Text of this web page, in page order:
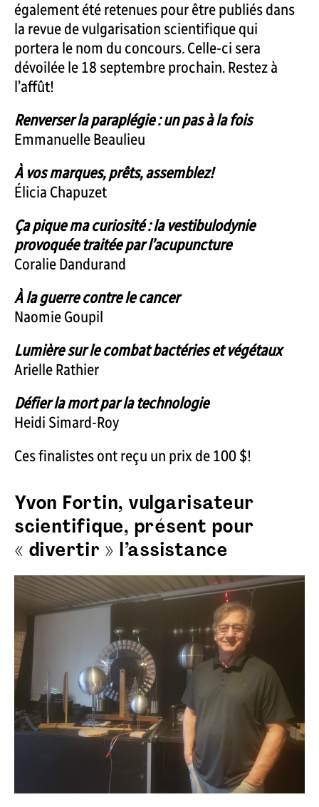
également été retenues pour être publiés dans
la revue de vulgarisation scientifique qui
portera le nom du concours.Celle-ci sera
dévoilée le 18 septembre prochain. Restez à
l’affût!
Renverser la paraplégie : un pas à la fois
Emmanuelle Beaulieu
À vos marques, prêts, assemblez!
Élicia Chapuzet
Ça pique ma curiosité : la vestibulodynie
provoquée traitée par l’acupuncture
Coralie Dandurand
À la guerre contre le cancer
Naomie Goupil
Lumière sur le combat bactéries et végétaux
Arielle Rathier
Défier la mort par la technologie
Heidi Simard-Roy
Ces finalistes ont reçu un prix de 100 $!
Yvon Fortin, vulgarisateur
scientifique, présent pour
« divertir » l’assistance